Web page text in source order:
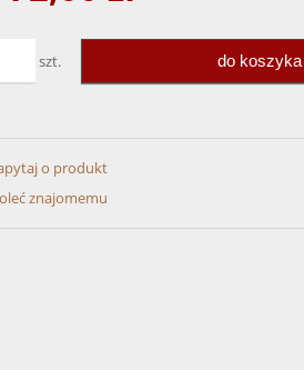
szt. do koszyka
o produkt
znajomemu